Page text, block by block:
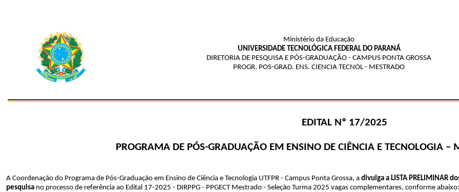
Ministério da Educação
UNIVERSIDADE TECNOLÓGICA FEDERAL DO PARANÁ
DIRETORIA DE PESQUISA E PÓS-GRADUAÇÃO - CAMPUS PONTA GROSSA
PROGR. POS-GRAD. ENS. CIENCIA TECNOL - MESTRADO
EDITAL Nº 17/2025
PROGRAMA DE PÓS-GRADUAÇÃO EM ENSINO DE CIÊNCIA E TECNOLOGIA –
A Coordenação do Programa de Pós-Graduação em Ensino de Ciência e Tecnologia UTFPR - Campus Ponta Grossa, a divulga a LISTA PRELIMINAR
pesquisa no processo de referência ao Edital 17-2025 - DIRPPG - PPGECT Mestrado - Seleção Turma 2025 vagas complementares, conforme abaixo: